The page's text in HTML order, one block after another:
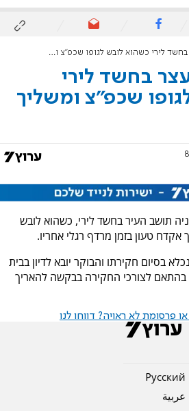
כשהוא לובש לגופו שכפ"צ ומשליך אקדח טעון
בחשד לירי
שכפ"צ ומשליך
תושב העיר בחשד לירי, כשהוא לובש
טעון בזמן מרדף רגלי אחריו.
ה-40 לחייו, נכלא בסיום חקירתו והבוקר יובא לדיון בבית
לצורכי החקירה בבקשה להאריך
פרסומת לא ראויה? דווחו לנו
Pусский
عربية